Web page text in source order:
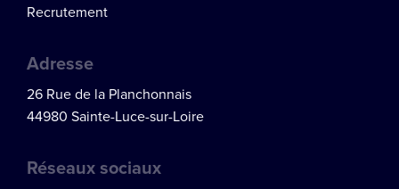
Réseaux sociaux
Adresse
26 Rue de la Planchonnais
44980 Sainte-Luce-sur-Loire
Recrutement